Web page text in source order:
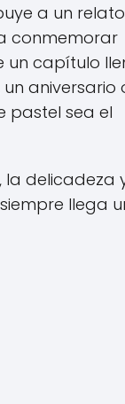
a un
conmemorar
un capítulo
aniversario
pastel sea el
la delicadeza
llega